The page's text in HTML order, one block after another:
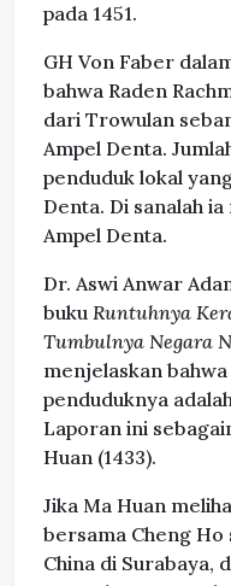
pada 1451.
GH Von Faber
bahwa Raden
dari Trowulan
Ampel Denta.
penduduk lokal
Denta. Di sanalah
Ampel Denta.
Dr. Aswi Anwar
buku Runtuhnya
Tumbulnya Negara
menjelaskan
penduduknya
Laporan ini
Huan (1433).
Jika Ma Huan
bersama Cheng
China di Surabaya,